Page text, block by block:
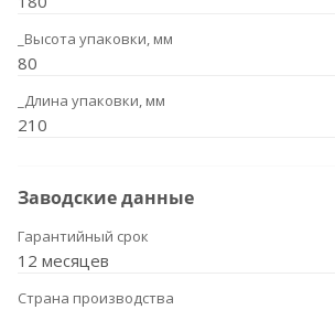
_Высота упаковки, мм
80
_Длина упаковки, мм
210
Заводские данные
Гарантийный срок
12 месяцев
Страна производства